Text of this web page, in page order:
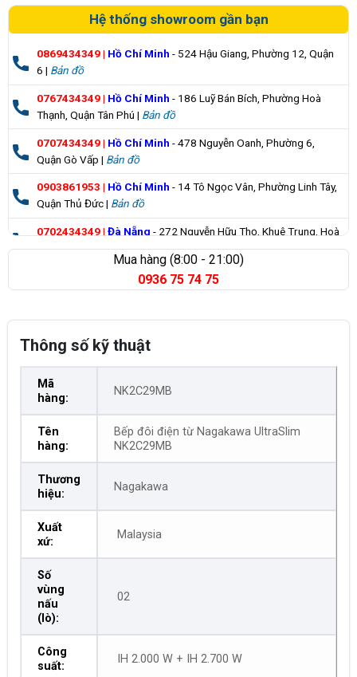
Hệ thống showroom gần bạn
0869434349| Hồ Chí Minh - 524 Hậu Giang, Phường 12, Quận
6 | Bản đồ
0767434349| Hồ Chí Minh - 186 Luỹ Bán Bích, Phường Hoà
Thạnh, Quận Tân Phú | Bản đồ
0707434349| Hồ Chí Minh - 478 Nguyễn Oanh, Phường 6,
Quận Gò Vấp | Bản đồ
0903861953 | Hồ Chí Minh - 14 Tô Ngọc Vân, Phường Linh Tây,
Quận Thủ Đức | Bản đồ
0702434349| Đà Nẵng - 272 Nguyễn Hữu Thọ, Khuê Trung, Hoà
Cường |Bản đồ
Mua hàng (8:00 - 21:00)
0936 75 74 75
Thông số kỹ thuật
Mã
hàng:
NK2C29MB
Tên
hàng:
Bếp đôi điện từ Nagakawa UltraSlim
NK2C29MB
Thương
hiệu:
Nagakawa
Xuất
xứ:
Malaysia
Số
vùng
nấu
(lò):
02
Công
suất:
IH 2.000 W + IH 2.700 W